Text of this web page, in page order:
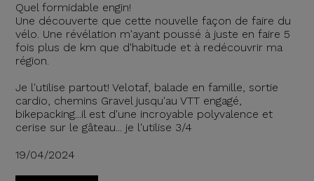
Quel formidable engin!
Une découverte que cette nouvelle façon de faire du
vélo. Une révélation m'ayant poussé à juste en faire 5
fois plus de km que d'habitude et à redécouvrir ma
région.
Je l'utilise partout! Velotaf, balade en famille, sortie
cardio, chemins Gravel jusqu'au VTT engagé,
bikepacking...il est d'une incroyable polyvalence et
cerise sur le gâteau... je l'utilise 3/4
19/04/2024